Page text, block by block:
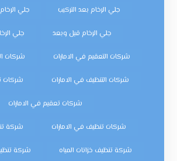
جلي الرخام بعد التركيب جلي
جلي الرخام قبل وبعد جلي
شركات التعقيم في الامارات شركات
شركات التنظيف في الامارات شركات
شركات تعقيم في الامارات
شركات تنظيف في الامارات شركة
شركة تنظيف خزانات المياه شركة